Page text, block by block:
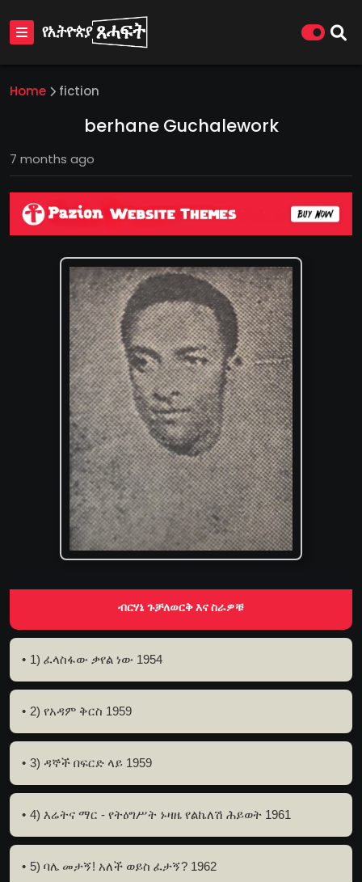
Home fiction
berhane Guchalework
7 months ago
ብርሃኔ ጉቻለወርቅ እና ስራዎቹ
1) ፈላስፋው ቃየል ነው 1954
2) የአዳም ቅርስ 1959
3) ዳኞች በፍርድ ላይ 1959
4) እሬትና ማር - የትዕግሥት ኑዛዜ የልኬለሽ ሕይወት 1961
5) ባሌ መታኝ! አለች ወይስ ፈታኝ? 1962